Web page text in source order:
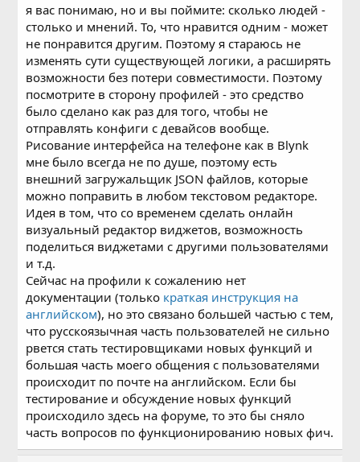
я вас понимаю, но и вы поймите: сколько людей -
столько и мнений. То, что нравится одним - может
не понравится другим. Поэтому я стараюсь не
изменять сути существующей логики, а расширять
возможности без потери совместимости. Поэтому
посмотрите в сторону профилей - это средство
было сделано как раз для того, чтобы не
отправлять конфиги с девайсов вообще.
Рисование интерфейса на телефоне как в Blynk
мне было всегда не по душе, поэтому есть
внешний загружальщик JSON файлов, которые
можно поправить в любом текстовом редакторе.
Идея в том, что со временем сделать онлайн
визуальный редактор виджетов, возможность
поделиться виджетами с другими пользователями
и т.д.
Сейчас на профили к сожалению нет
документации (только краткая инструкция на
английском), но это связано большей частью с тем,
что русскоязычная часть пользователей не сильно
рвется стать тестировщиками новых функций и
большая часть моего общения с пользователями
происходит по почте на английском. Если бы
тестирование и обсуждение новых функций
происходило здесь на форуме, то это бы сняло
часть вопросов по функционированию новых фич.